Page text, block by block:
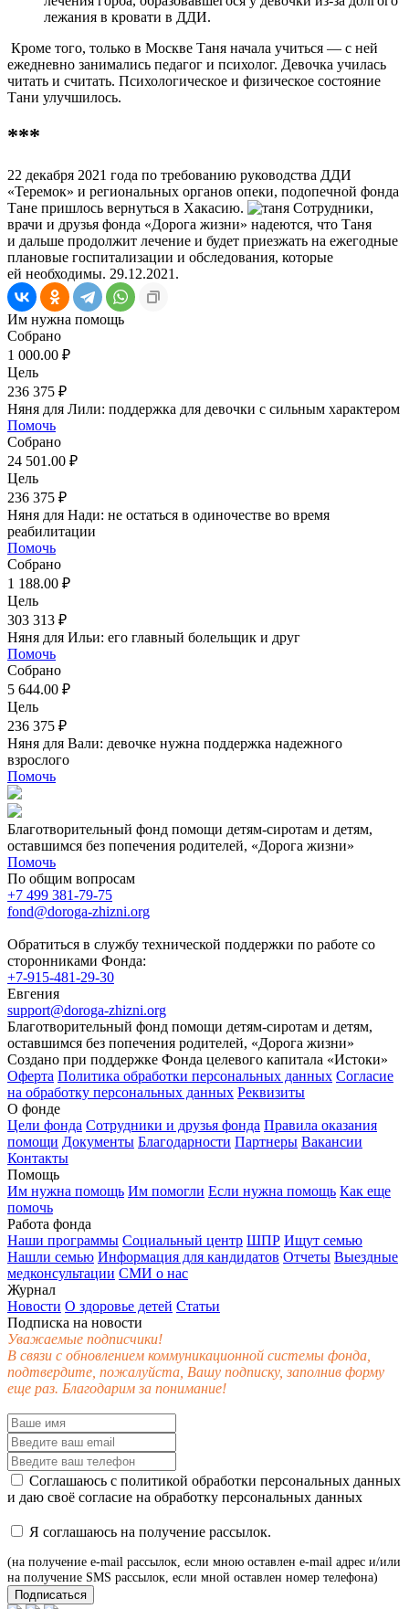
лежания в кровати в ДДИ.
Кроме того, только в Москве Таня начала учиться — с ней
ежедневно занимались педагог и психолог. Девочка училась
читать и считать. Психологическое и физическое состояние
Тани улучшилось.
***
22 декабря 2021 года по требованию руководства ДДИ
«Теремок» и региональных органов опеки, подопечной фонда
Тане пришлось вернуться в Хакасию.
Сотрудники,
врачи и друзья фонда «Дорога жизни» надеются, что Таня
и дальше продолжит лечение и будет приезжать на ежегодные
плановые госпитализации и обследования, которые
ей необходимы. 29.12.2021.
Им нужна помощь
Собрано
1 000.00 ₽
Цель
236 375 ₽
Няня для Лили: поддержка для девочки с сильным характером
Помочь
Собрано
24 501.00 ₽
Цель
236 375 ₽
Няня для Нади: не остаться в одиночестве во время
реабилитации
Помочь
Собрано
1 188.00 ₽
Цель
303 313 ₽
Няня для Ильи: его главный болельщик и друг
Помочь
Собрано
5 644.00 ₽
Цель
236 375 ₽
Няня для Вали: девочке нужна поддержка надежного
взрослого
Помочь
Благотворительный фонд помощи детям-сиротам и детям,
оставшимся без попечения родителей, «Дорога жизни»
Помочь
По общим вопросам
+7 499 381-79-75
fond@doroga-zhizni.org
Обратиться в службу технической поддержки по работе со
сторонниками Фонда:
+7-915-481-29-30
Евгения
support@doroga-zhizni.org
Благотворительный фонд помощи детям-сиротам и детям,
оставшимся без попечения родителей, «Дорога жизни»
Создано при поддержке Фонда целевого капитала «Истоки»
Оферта Политика обработки персональных данных Согласие
на обработку персональных данных Реквизиты
О фонде
Цели фонда Сотрудники и друзья фонда Правила оказания
помощи Документы Благодарности Партнеры Вакансии
Контакты
Помощь
Им нужна помощь Им помогли Если нужна помощь Как еще
помочь
Работа фонда
Наши программы Социальный центр ШПР Ищут семью
Нашли семью Информация для кандидатов Отчеты Выездные
медконсультации СМИ о нас
Журнал
Новости О здоровье детей Статьи
Подписка на новости
Уважаемые подписчики!
В связи с обновлением коммуникационной системы фонда,
подтвердите, пожалуйста, Вашу подписку, заполнив форму
еще раз. Благодарим за понимание!
Соглашаюсь с политикой обработки персональных данных
и даю своё согласие на обработку персональных данных
Я соглашаюсь на получение рассылок.
(на получение e-mail рассылок, если мною оставлен e-mail адрес и/или
на получение SMS рассылок, если мной оставлен номер телефона)
Подписаться